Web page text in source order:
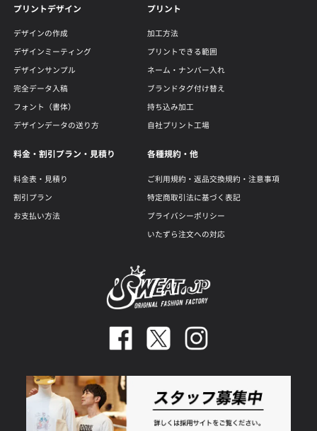
プリントデザイン
デザインの作成
デザインミーティング
デザインサンプル
完全データ入稿
フォント（書体）
デザインデータの送り方
プリント
加工方法
プリントできる範囲
ネーム・ナンバー入れ
ブランドタグ付け替え
持ち込み加工
自社プリント工場
料金・割引プラン・見積り
料金表・見積り
割引プラン
お支払い方法
各種規約・他
ご利用規約・返品交換規約・注意事項
特定商取引法に基づく表記
プライバシーポリシー
いたずら注文への対応